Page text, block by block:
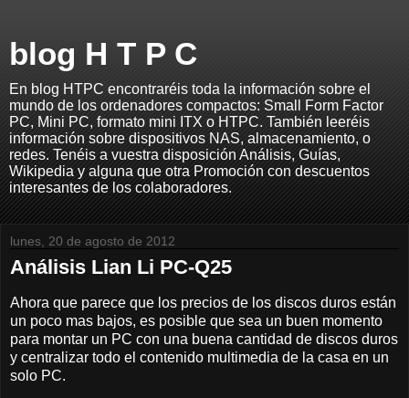
blog H T P C
En blog HTPC encontraréis toda la información sobre el
mundo de los ordenadores compactos: Small Form Factor
PC, Mini PC, formato mini ITX o HTPC. También leeréis
información sobre dispositivos NAS, almacenamiento, o
redes. Tenéis a vuestra disposición Análisis, Guías,
Wikipedia y alguna que otra Promoción con descuentos
interesantes de los colaboradores.
lunes, 20 de agosto de 2012
Análisis Lian Li PC-Q25
Ahora que parece que los precios de los discos duros están
un poco mas bajos, es posible que sea un buen momento
para montar un PC con una buena cantidad de discos duros
y centralizar todo el contenido multimedia de la casa en un
solo PC.